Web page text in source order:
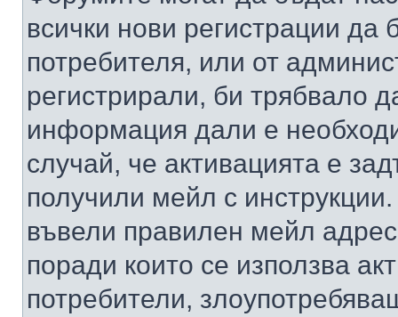
всички нови регистрации да
потребителя, или от
регистрирали, би трябвало
информация дали е
случай, че активацията е
получили мейл с
въвели правилен мейл
поради които се използва
потребители,